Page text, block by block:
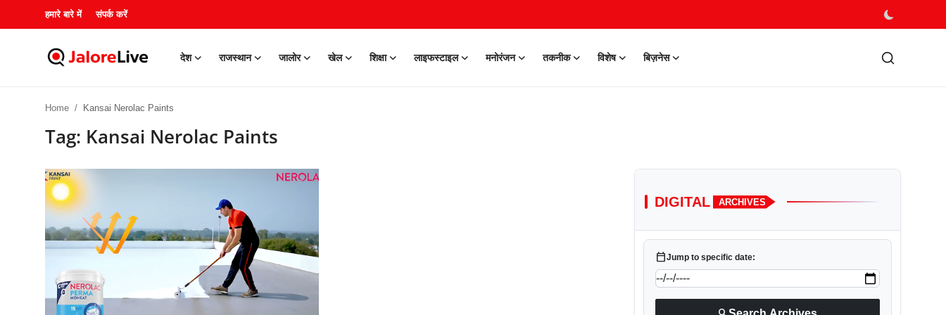
हमारे बारे में संपर्क करें
देश राजस्थान जालोर खेल शिक्षा लाइफस्टाइल मनोरंजन तकनीक विशेष बिज़नेस
राजस्थान
Home Kansai Nerolac Paints
Tag: Kansai Nerolac Paints
DIGITAL ARCHIVES
calendar_todayJump to specific date: